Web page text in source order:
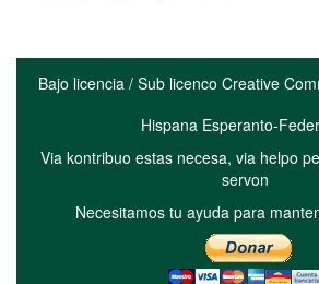
Bajo licencia / Sub licenco Creative
Hispana Esperanto-
Via kontribuo estas necesa, via helpo
servon
Necesitamos tu ayuda para